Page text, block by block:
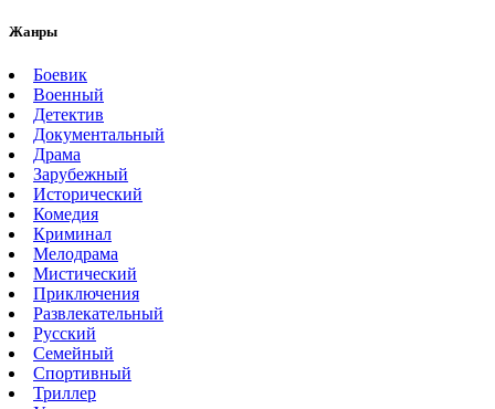
Жанры
Боевик
Военный
Детектив
Документальный
Драма
Зарубежный
Исторический
Комедия
Криминал
Мелодрама
Мистический
Приключения
Развлекательный
Русский
Семейный
Спортивный
Триллер